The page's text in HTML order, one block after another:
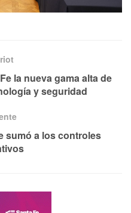
la nueva gama alta de
y seguridad
sumó a los controles